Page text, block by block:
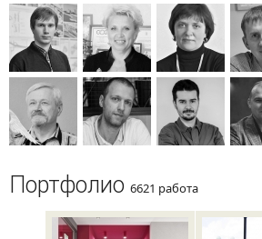
Портфолио 6621 работа